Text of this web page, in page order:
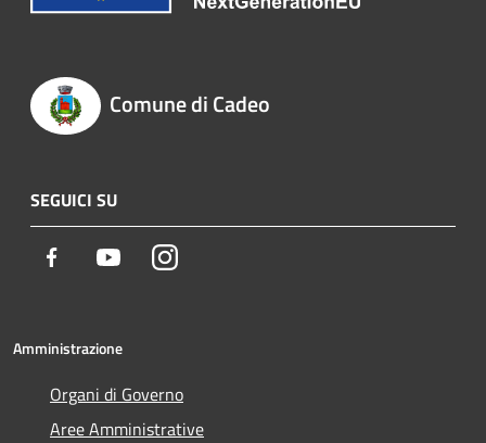
Comune di Cadeo
SEGUICI SU
Facebook YoutubeInstagram
Amministrazione
Organi di Governo
Aree Amministrative